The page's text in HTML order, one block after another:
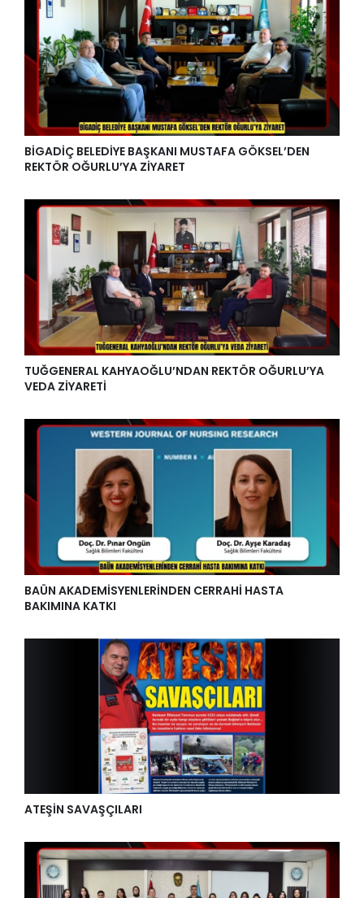
BİGADİÇ BELEDİYE BAŞKANI MUSTAFA GÖKSEL’DEN
REKTÖR OĞURLU’YA ZİYARET
TUĞGENERAL KAHYAOĞLU’NDAN REKTÖR OĞURLU’YA
VEDA ZİYARETİ
BAÜN AKADEMİSYENLERİNDEN CERRAHİ HASTA
BAKIMINA KATKI
ATEŞİN SAVAŞÇILARI